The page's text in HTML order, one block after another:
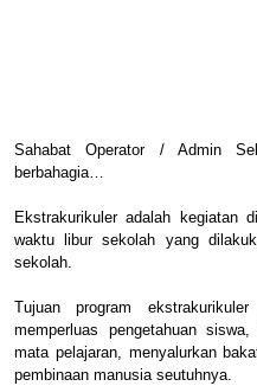
Sahabat Operator / Admin
berbahagia…
Ekstrakurikuler adalah kegiatan
waktu libur sekolah yang
sekolah.
Tujuan program
memperluas pengetahuan
mata pelajaran, menyalurkan
pembinaan manusia seutuhnya.